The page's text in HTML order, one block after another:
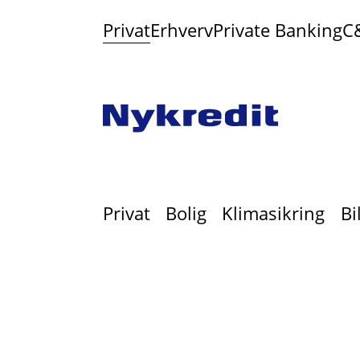
PrivatErhvervPrivate Banking
Privat Bolig Klimasikring